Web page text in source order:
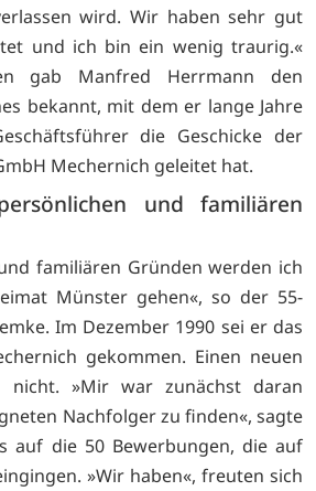
wird. Wir haben sehr gut
und ich bin ein wenig traurig.«
gab Manfred Herrmann den
bekannt, mit dem er lange Jahre
die Geschicke der
Mechernich geleitet hat.
und familiären
familiären Gründen werden ich
Münster gehen«, so der 55-
Im Dezember 1990 sei er das
gekommen. Einen neuen
nicht. »Mir war zunächst daran
Nachfolger zu finden«, sagte
auf die 50 Bewerbungen, die auf
»Wir haben«, freuten sich